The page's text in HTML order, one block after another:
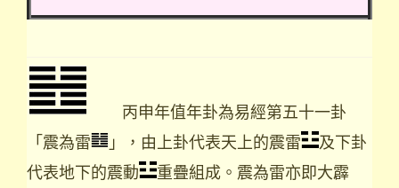
丙申年值年卦為易經第五十一卦
「震為雷
」，由上卦代表天上的震雷
及下卦
代表地下的震動
重疊組成。震為雷亦即大霹